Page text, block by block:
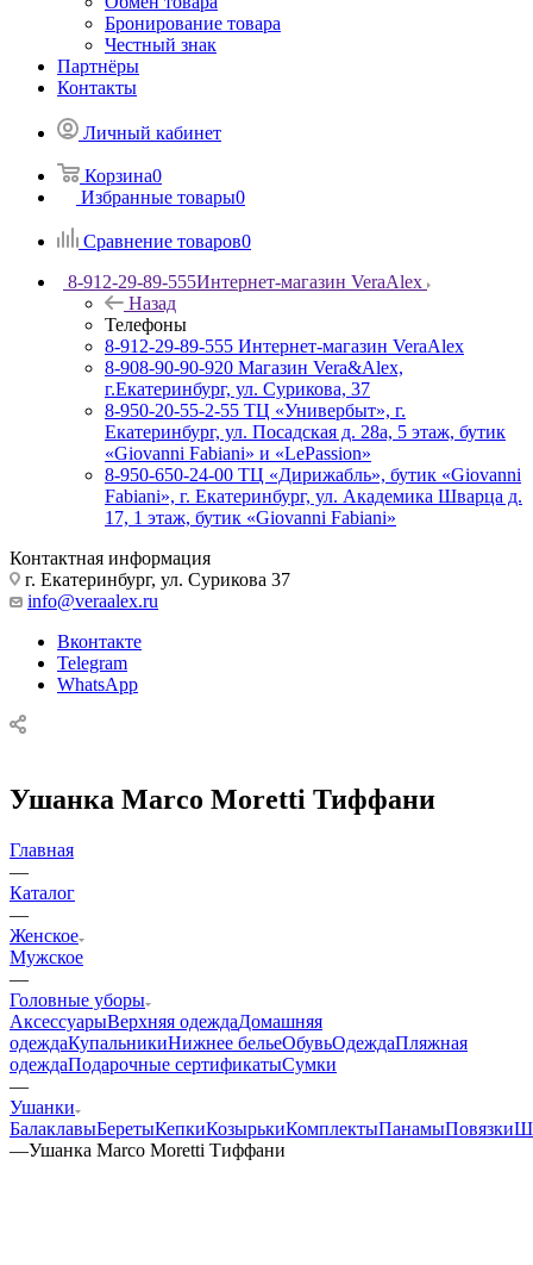
Бронирование товара
Честный знак
Партнёры
Контакты
Личный кабинет
Корзина0
Избранные товары0
Сравнение товаров0
8-912-29-89-555Интернет-магазин VeraAlex
Назад
Телефоны
8-912-29-89-555 Интернет-магазин VeraAlex
8-908-90-90-920 Магазин Vera&Alex,
г.Екатеринбург, ул. Сурикова, 37
8-950-20-55-2-55 ТЦ «Универбыт», г.
Екатеринбург, ул. Посадская д. 28а, 5 этаж, бутик
«Giovanni Fabiani» и «LePassion»
8-950-650-24-00 ТЦ «Дирижабль», бутик «Giovanni
Fabiani», г. Екатеринбург, ул. Академика Шварца д.
17, 1 этаж, бутик «Giovanni Fabiani»
Контактная информация
г. Екатеринбург, ул. Сурикова 37
info@veraalex.ru
Вконтакте
Telegram
WhatsApp
Ушанка Marco Moretti Тиффани
Главная
—
Каталог
—
Женское
Мужское
—
Головные уборы
АксессуарыВерхняя одеждаДомашняя
одеждаКупальникиНижнее бельеОбувьОдеждаПляжная
одеждаПодарочные сертификатыСумки
—
Ушанки
БалаклавыБеретыКепкиКозырькиКомплектыПанамыПовязки
—Ушанка Marco Moretti Тиффани